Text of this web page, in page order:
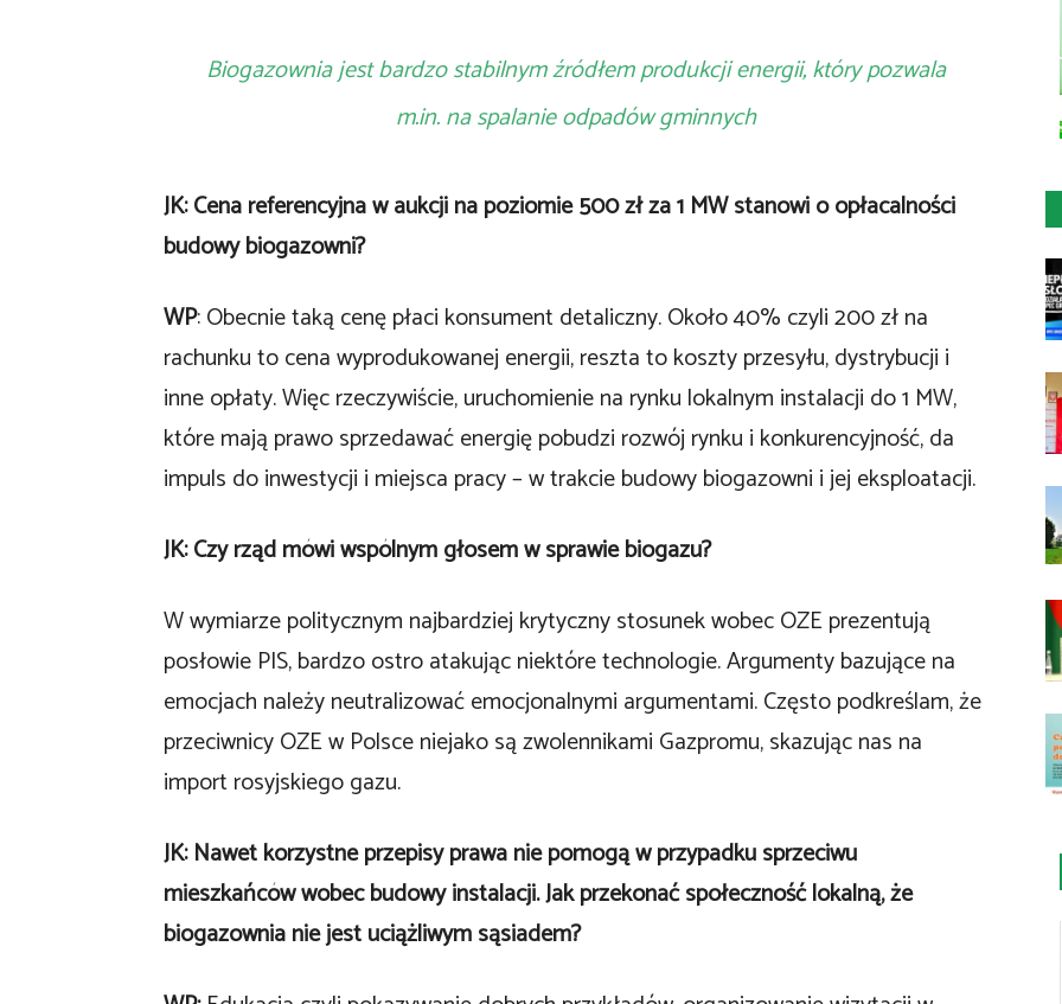
Biogazownia jest bardzo stabilnym źródłem produkcji energii, który pozwala
m.in. na spalanie odpadów gminnych
JK: Cena referencyjna w aukcji na poziomie 500 zł za 1 MW stanowi o opłacalności
budowy biogazowni?
WP: Obecnie taką cenę płaci konsument detaliczny. Około 40% czyli 200 zł na
rachunku to cena wyprodukowanej energii, reszta to koszty przesyłu, dystrybucji i
inne opłaty. Więc rzeczywiście, uruchomienie na rynku lokalnym instalacji do 1 MW,
które mają prawo sprzedawać energię pobudzi rozwój rynku i konkurencyjność, da
impuls do inwestycji i miejsca pracy – w trakcie budowy biogazowni i jej eksploatacji.
JK: Czy rząd mówi wspólnym głosem w sprawie biogazu?
W wymiarze politycznym najbardziej krytyczny stosunek wobec OZE prezentują
posłowie PIS, bardzo ostro atakując niektóre technologie. Argumenty bazujące na
emocjach należy neutralizować emocjonalnymi argumentami. Często podkreślam, że
przeciwnicy OZE w Polsce niejako są zwolennikami Gazpromu, skazując nas na
import rosyjskiego gazu.
JK: Nawet korzystne przepisy prawa nie pomogą w przypadku sprzeciwu
mieszkańców wobec budowy instalacji. Jak przekonać społeczność lokalną, że
biogazownia nie jest uciążliwym sąsiadem?